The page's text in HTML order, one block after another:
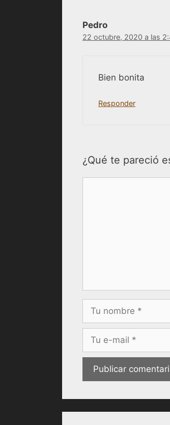
Pedro
22 octubre, 2020 a las
Bien bonita
Responder
¿Qué te pareció
electrónico